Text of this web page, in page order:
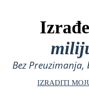
Bez Preuzimanja,
IZRADITI